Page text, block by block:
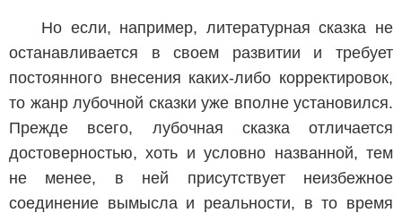
Но если, например, литературная сказка не
останавливается в своем развитии и требует
постоянного внесения каких-либо корректировок,
то жанр лубочной сказки уже вполне установился.
Прежде всего, лубочная сказка отличается
достоверностью, хоть и условно названной, тем
не менее, в ней присутствует неизбежное
соединение вымысла и реальности, в то время